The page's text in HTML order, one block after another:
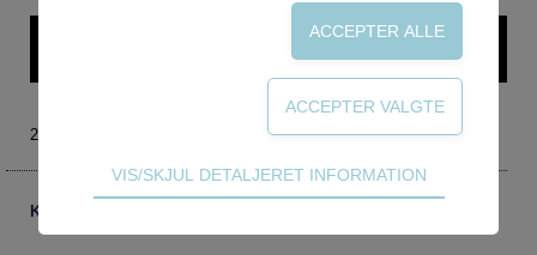
Praksischok
Data og dialog
Borgeren i centrum
Denne artikel kræver login – prøv Vejlederforum gratis i en
2014 nr. 3
Kommentarer
Teknisk
Tekniske cookies er nødvendige for hjemmesidens
VIS/SKJUL DETALJERET INFORMATION